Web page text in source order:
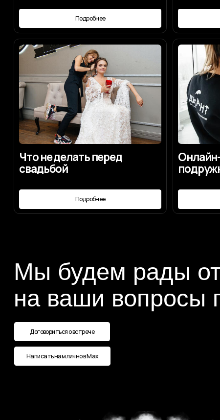
свадьбой
Подробнее
подружка
Мы будем рады
на ваши вопросы
Договориться о встрече
Написать нам лично в Max
Наши контакты
+7 (987) 710-90-90
Номер телефона: